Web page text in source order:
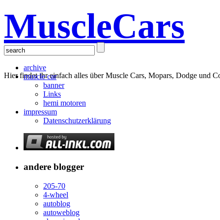
MuscleCars
Hier findet ihr einfach alles über Muscle Cars, Mopars, Dodge und
archive
muscle car
banner
Links
hemi motoren
impressum
Datenschutzerklärung
andere blogger
205-70
4-wheel
autoblog
autoweblog